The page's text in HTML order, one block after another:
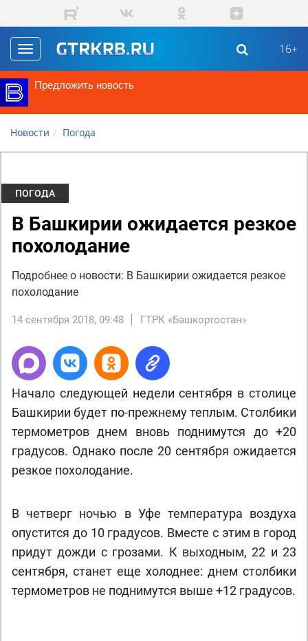
Перейти к основному содержанию
Toggle
navigation
16+
Предложить новость
Новости Погода
ПОГОДА
В Башкирии ожидается резкое
похолодание
Подробнее о новости: В Башкирии ожидается резкое
похолодание
14 сентября 2018, 09:48 ГТРК «Башкортостан»
Начало следующей недели сентября в столице
Башкирии будет по-прежнему теплым. Столбики
термометров днем вновь поднимутся до +20
градусов. Однако после 20 сентября ожидается
резкое похолодание.
В четверг ночью в Уфе температура воздуха
опустится до 10 градусов. Вместе с этим в город
придут дожди с грозами. К выходным, 22 и 23
сентября, станет еще холоднее: днем столбики
термометров не поднимутся выше +12 градусов.